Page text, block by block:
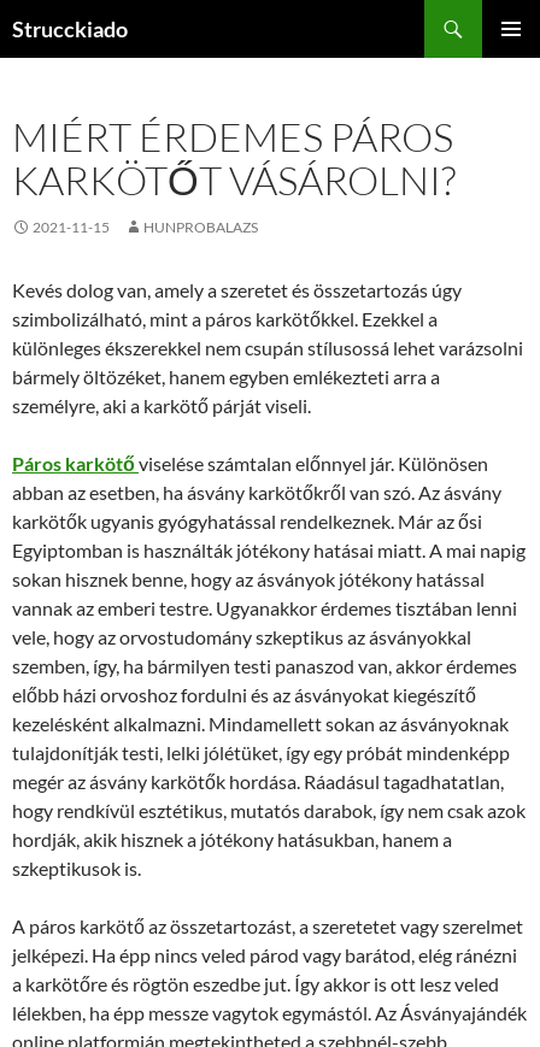
Strucckiado
MIÉRT ÉRDEMES PÁROS
KARKÖTŐT VÁSÁROLNI?
2021-11-15 HUNPROBALAZS
Kevés dolog van, amely a szeretet és összetartozás úgy
szimbolizálható, mint a páros karkötőkkel. Ezekkel a
különleges ékszerekkel nem csupán stílusossá lehet varázsolni
bármely öltözéket, hanem egyben emlékezteti arra a
személyre, aki a karkötő párját viseli.
Páros karkötőviselése számtalan előnnyel jár. Különösen
abban az esetben, ha ásvány karkötőkről van szó. Az ásvány
karkötők ugyanis gyógyhatással rendelkeznek. Már az ősi
Egyiptomban is használták jótékony hatásai miatt. A mai napig
sokan hisznek benne, hogy az ásványok jótékony hatással
vannak az emberi testre. Ugyanakkor érdemes tisztában lenni
vele, hogy az orvostudomány szkeptikus az ásványokkal
szemben, így, ha bármilyen testi panaszod van, akkor érdemes
előbb házi orvoshoz fordulni és az ásványokat kiegészítő
kezelésként alkalmazni. Mindamellett sokan az ásványoknak
tulajdonítják testi, lelki jólétüket, így egy próbát mindenképp
megér az ásvány karkötők hordása. Ráadásul tagadhatatlan,
hogy rendkívül esztétikus, mutatós darabok, így nem csak azok
hordják, akik hisznek a jótékony hatásukban, hanem a
szkeptikusok is.
A páros karkötő az összetartozást, a szeretetet vagy szerelmet
jelképezi. Ha épp nincs veled párod vagy barátod, elég ránézni
a karkötőre és rögtön eszedbe jut. Így akkor is ott lesz veled
lélekben, ha épp messze vagytok egymástól. Az Ásványajándék
online platformján megtekintheted a szebbnél-szebb